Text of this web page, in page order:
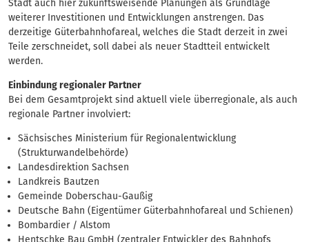
Stadt auch hier zukunftsweisende Planungen als Grundlage
weiterer Investitionen und Entwicklungen anstrengen. Das
derzeitige Güterbahnhofareal, welches die Stadt derzeit in zwei
Teile zerschneidet, soll dabei als neuer Stadtteil entwickelt
werden.
Einbindung regionaler Partner
Bei dem Gesamtprojekt sind aktuell viele überregionale, als auch
regionale Partner involviert:
Sächsisches Ministerium für Regionalentwicklung
(Strukturwandelbehörde)
Landesdirektion Sachsen
Landkreis Bautzen
Gemeinde Doberschau-Gaußig
Deutsche Bahn (Eigentümer Güterbahnhofareal und Schienen)
Bombardier / Alstom
Hentschke Bau GmbH (zentraler Entwickler des Bahnhofs